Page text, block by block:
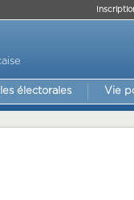
électorales Vie